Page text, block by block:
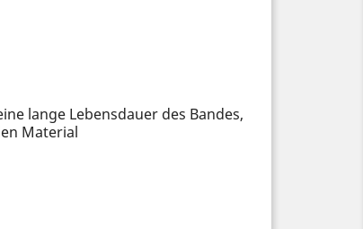
lange Lebensdauer des Bandes,
Material